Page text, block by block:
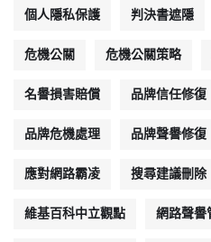
個人隱私保護 判決書遮隱
危機公關 危機公關策略
名譽損害賠償 品牌信任修復
品牌危機處理 品牌聲譽修復
應對網路霸凌 搜尋建議刪除
維基百科中立觀點 網路聲譽